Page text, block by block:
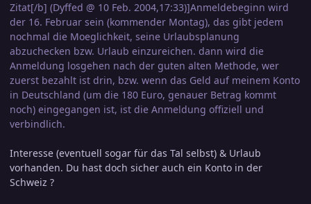
Zitat[/b] (Dyffed @ 10 Feb. 2004,17:33)]Anmeldebeginn wird
der 16. Februar sein (kommender Montag), das gibt jedem
nochmal die Moeglichkeit, seine Urlaubsplanung
abzuchecken bzw. Urlaub einzureichen. dann wird die
Anmeldung losgehen nach der guten alten Methode, wer
zuerst bezahlt ist drin, bzw. wenn das Geld auf meinem Konto
in Deutschland (um die 180 Euro, genauer Betrag kommt
noch) eingegangen ist, ist die Anmeldung offiziell und
verbindlich.
Interesse (eventuell sogar für das Tal selbst) & Urlaub
vorhanden. Du hast doch sicher auch ein Konto in der
Schweiz ?